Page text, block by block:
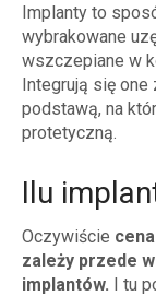
Implanty to
wybrakowane
wszczepiane w
Integrują się
podstawą, na
protetyczną.
Ilu
Oczywiście
zależy przede
implantów. I tu